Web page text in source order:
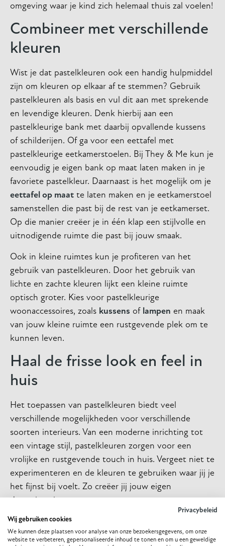
omgeving waar je kind zich helemaal thuis zal voelen!
Combineer met verschillende
kleuren
Wist je dat pastelkleuren ook een handig hulpmiddel
zijn om kleuren op elkaar af te stemmen? Gebruik
pastelkleuren als basis en vul dit aan met sprekende
en levendige kleuren. Denk hierbij aan een
pastelkleurige bank met daarbij opvallende kussens
of schilderijen. Of ga voor een eettafel met
pastelkleurige eetkamerstoelen. Bij They & Me kun je
eenvoudig je eigen bank op maat laten maken in je
favoriete pastelkleur. Daarnaast is het mogelijk om je
eettafel op maat te laten maken en je eetkamerstoel
samenstellen die past bij de rest van je eetkamerset.
Op die manier creëer je in één klap een stijlvolle en
uitnodigende ruimte die past bij jouw smaak.
Ook in kleine ruimtes kun je profiteren van het
gebruik van pastelkleuren. Door het gebruik van
lichte en zachte kleuren lijkt een kleine ruimte
optisch groter. Kies voor pastelkleurige
woonaccessoires, zoals kussens of lampen en maak
van jouw kleine ruimte een rustgevende plek om te
kunnen leven.
Haal de frisse look en feel in
huis
Het toepassen van pastelkleuren biedt veel
verschillende mogelijkheden voor verschillende
soorten interieurs. Van een moderne inrichting tot
een vintage stijl, pastelkleuren zorgen voor een
vrolijke en rustgevende touch in huis. Vergeet niet te
experimenteren en de kleuren te gebruiken waar jij je
het fijnst bij voelt. Zo creëer jij jouw eigen
droominterieur.
VORIGE VOLGENDE
Privacybeleid
Wij gebruiken cookies
We kunnen deze plaatsen voor analyse van onze bezoekersgegevens, om onze
website te verbeteren, gepersonaliseerde inhoud te tonen en om u een geweldige